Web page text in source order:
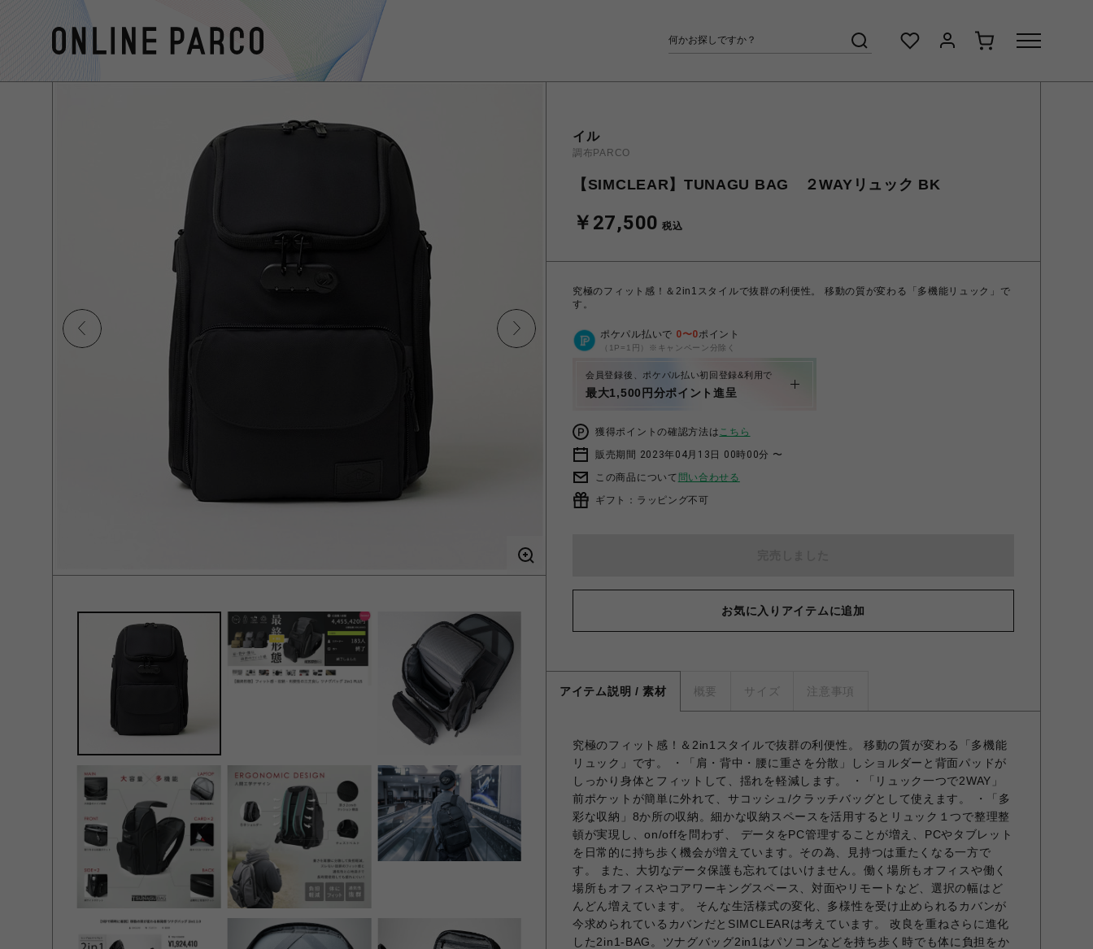
イル
調布PARCO
【SIMCLEAR】TUNAGU BAG ２WAYリュック BK
￥27,500 税込
究極のフィット感！＆2in1スタイルで抜群の利便性。 移動の質が変わる「多機能リュック」で
す。
ポケパル払いで 0〜0ポイント
（1P=1円）※キャンペーン分除く
会員登録後、ポケパル払い初回登録&利用で
最大1,500円分ポイント進呈
獲得ポイントの確認方法はこちら
販売期間 2023年04月13日 00時00分 〜
この商品について 問い合わせる
ギフト：ラッピング不可
お気に入りアイテムに追加
アイテム説明 / 素材 概要 サイズ 注意事項
究極のフィット感！＆2in1スタイルで抜群の利便性。 移動の質が変わる「多機能
リュック」です。 ・「肩・背中・腰に重さを分散」しショルダーと背面パッドが
しっかり身体とフィットして、揺れを軽減します。 ・「リュック一つで2WAY」
前ポケットが簡単に外れて、サコッシュ/クラッチバッグとして使えます。 ・「多
彩な収納」8か所の収納。細かな収納スペースを活用するとリュック１つで整理整
頓が実現し、on/offを問わず、 データをPC管理することが増え、PCやタブレット
を日常的に持ち歩く機会が増えています。その為、見持つは重たくなる一方で
す。 また、大切なデータ保護も忘れてはいけません。働く場所もオフィスや働く
場所もオフィスやコアワーキングスペース、対面やリモートなど、選択の幅はど
んどん増えています。 そんな生活様式の変化、多様性を受け止められるカバンが
今求められているカバンだとSIMCLEARは考えています。 改良を重ねさらに進化
した2in1-BAG。ツナグバッグ2in1はパソコンなどを持ち歩く時でも体に負担をか